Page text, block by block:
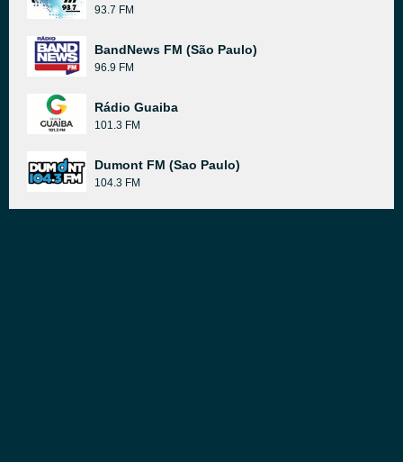
93.7 FM
BandNews FM (São Paulo)
96.9 FM
Rádio Guaiba
101.3 FM
Dumont FM (Sao Paulo)
104.3 FM